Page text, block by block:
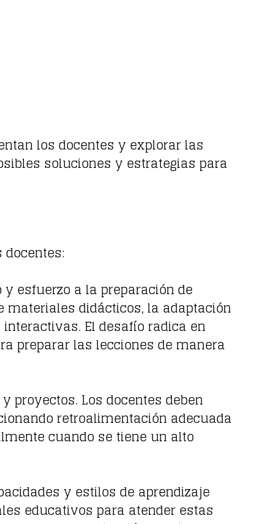
los docentes y explorar las
soluciones y estrategias para
esfuerzo a la preparación de
materiales didácticos, la adaptación
El desafío radica en
preparar las lecciones de manera
proyectos. Los docentes deben
retroalimentación adecuada
cuando se tiene un alto
y estilos de aprendizaje
educativos para atender estas